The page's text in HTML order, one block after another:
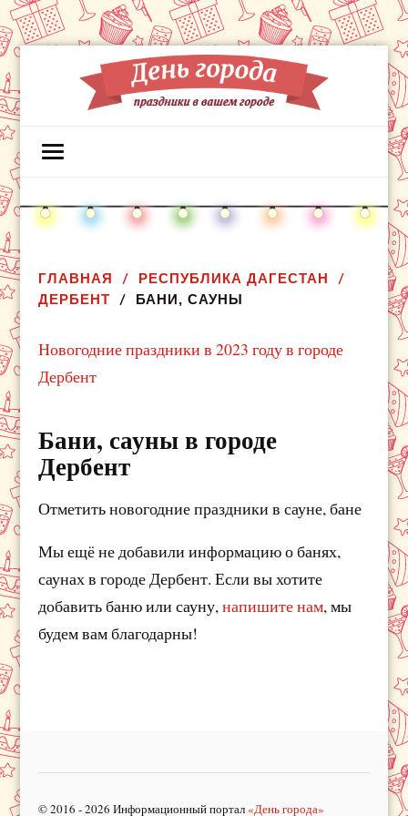
ГЛАВНАЯ
РЕСПУБЛИКА ДАГЕСТАН
ДЕРБЕНТ
БАНИ, САУНЫ
Новогодние праздники в 2023 году в городе
Дербент
Бани, сауны в городе
Дербент
Отметить новогодние праздники в сауне, бане
Мы ещё не добавили информацию о банях,
саунах в городе Дербент. Если вы хотите
добавить баню или сауну,напишите нам, мы
будем вам благодарны!
© 2016 - 2026 Информационный портал «День города»